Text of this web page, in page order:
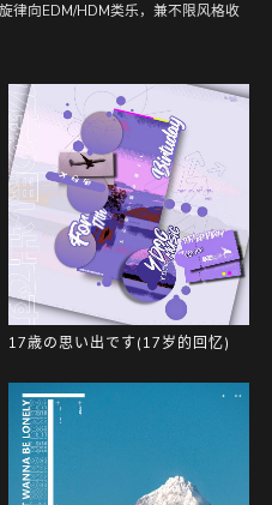
律向EDM/HDM类乐，兼不限风格收
17歳の思い出です(17岁的回忆)